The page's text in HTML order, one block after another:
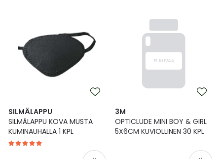
SILMÄLAPPU
SILMÄLAPPU KOVA MUSTA
KUMINAUHALLA 1 KPL
3M
OPTICLUDE MINI BOY & GIRL
5X6CM KUVIOLLINEN 30 KPL